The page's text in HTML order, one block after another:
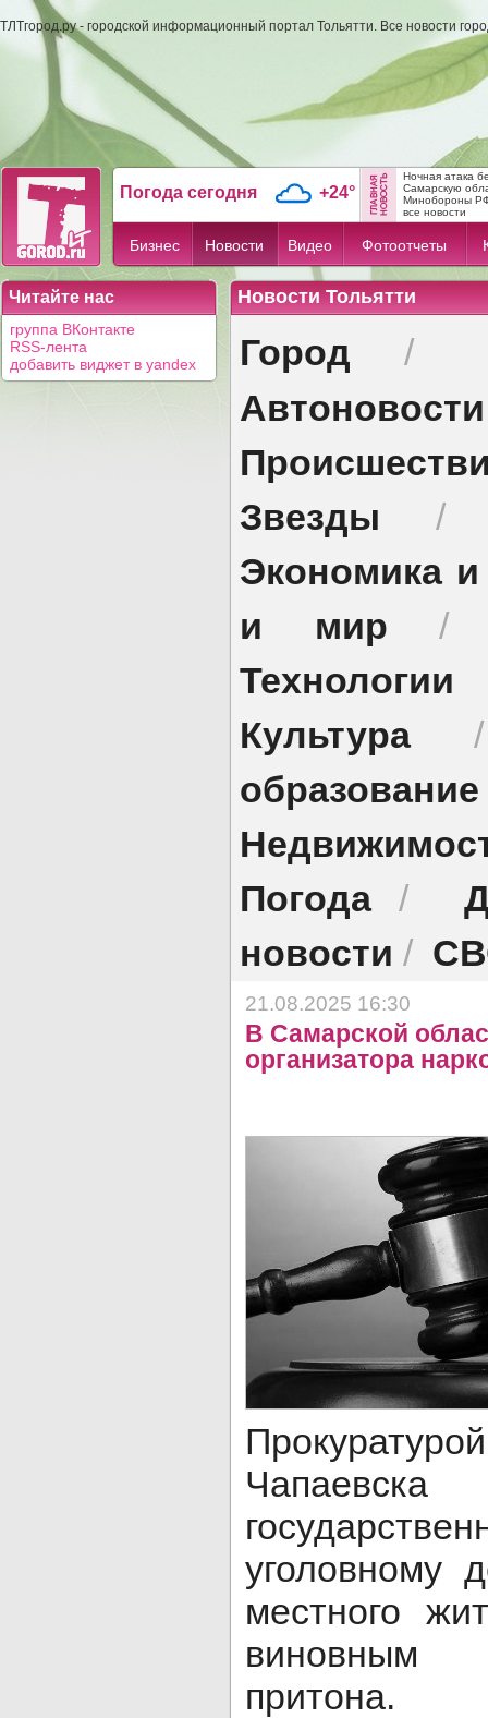
ТЛТгород.ру - городской информационный портал Тольятти. Все новости
Погода сегодня +24°
Ночная атака
Самарскую
Минобороны
все новости
Бизнес Новости Видео Фотоотчеты
Читайте нас
группа ВКонтакте
RSS-лента
добавить виджет в yandex
Новости Тольятти
Город /
Автоновости
Звезды
Экономика
и мир
Технологии
Культура
образование
Погода/
новости /
21.08.2025 16:30
В Самарской
организатора
уголовному
местного
виновным
притона.